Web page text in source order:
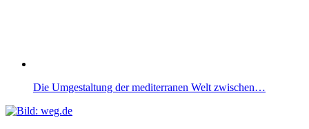
Die Umgestaltung der mediterranen Welt zwischen…